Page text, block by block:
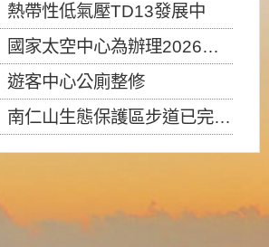
熱帶性低氣壓TD13發展中
國家太空中心為辦理2026台灣盃火箭競賽，陸、海、空域警戒及協調相關事宜，因颱風備案事宜
遊客中心公廁整修
南仁山生態保護區步道已完成修復，自115年7月13日（星期一）起恢復開放入園，歡迎民眾依規定申請入園....